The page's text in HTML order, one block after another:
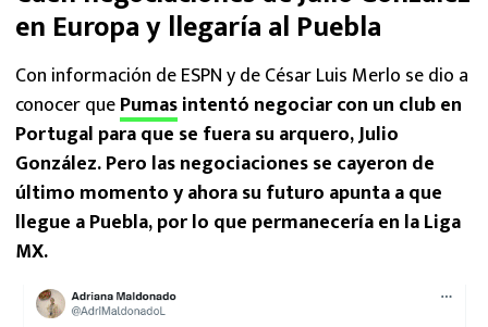
en Europa y llegaría al Puebla
Con información de ESPN y de César Luis Merlo se dio a
conocer quePumasintentó negociar con un club en
Portugal para que se fuera su arquero, Julio
González. Pero las negociaciones se cayeron de
último momento y ahora su futuro apunta a que
llegue a Puebla, por lo que permanecería en la Liga
MX.